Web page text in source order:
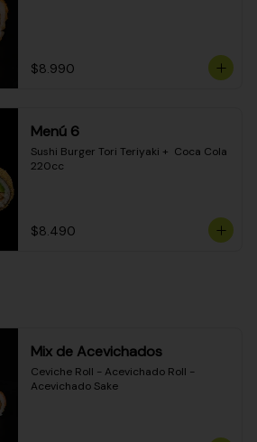
$8.990
Menú 6
Sushi Burger Tori Teriyaki +  Coca Cola
220cc
$8.490
Mix de Acevichados
Ceviche Roll - Acevichado Roll -
Acevichado Sake